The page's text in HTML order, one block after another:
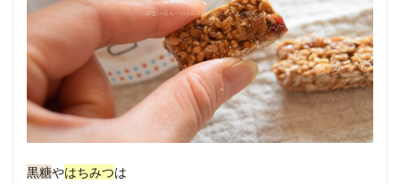
黒糖やはちみつは